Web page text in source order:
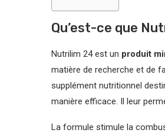
Qu’est-ce que
Nutrilim 24 est un produit
matière de recherche et de
supplément nutritionnel
manière efficace. Il leur
La formule stimule la